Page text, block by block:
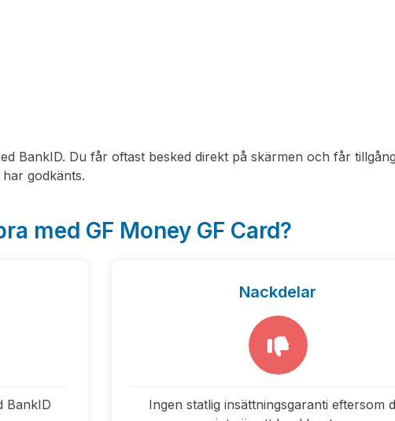
BankID. Du får oftast besked direkt på skärmen och får
godkänts.
med GF Money GF Card?
BankID
Nackdelar
Ingen statlig insättningsgaranti eftersom